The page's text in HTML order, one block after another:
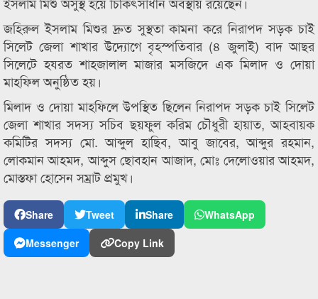
জহিরুল ইসলাম মিশুর দ্রুত সুস্থতা কামনা করে নিরাপদ সড়ক চাই
সিলেট জেলা শাখার উদ্যোগে বৃহস্পতিবার (৪ জুলাই) বাদ আছর
সিলেটে হযরত শাহজালাল মাজার মসজিদে এক মিলাদ ও দোয়া
মাহফিল অনুষ্ঠিত হয়।
মিলাদ ও দোয়া মাহফিলে উপস্থিত ছিলেন নিরাপদ সড়ক চাই সিলেট
জেলা শাখার সদস্য সচিব ছয়ফুল করিম চৌধুরী হায়াত, আহবায়ক
কমিটির সদস্য মো. আব্দুল হাছিব, আবু জাবের, আব্দুর রহমান,
লোকমান আহমদ, আব্দুস ছোবহান আজাদ, মোঃ দেলোওয়ার আহমদ,
মোস্তফা হোসেন সম্রাট প্রমুখ।
Share Tweet Share
WhatsApp
Messenger
Copy Link